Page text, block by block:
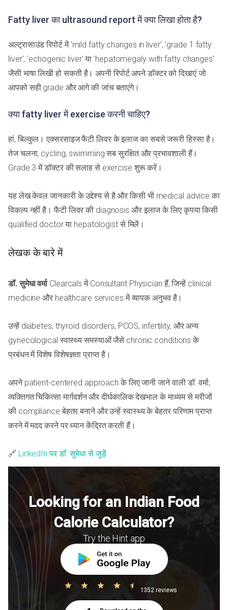
Fatty liver का ultrasound report में क्या लिखा होता है?
अल्ट्रासाउंड रिपोर्ट में 'mild fatty changes in liver', 'grade 1 fatty
liver', 'echogenic liver' या 'hepatomegaly with fatty changes'
जैसी भाषा लिखी हो सकती है। अपनी रिपोर्ट अपने डॉक्टर को दिखाएं जो
आपको सही grade और आगे की जांच बताएंगे।
क्या fatty liver में exercise करनी चाहिए?
हां, बिल्कुल। एक्सरसाइज फैटी लिवर के इलाज का सबसे जरूरी हिस्सा है।
तेज चलना, cycling, swimming सब सुरक्षित और प्रभावशाली हैं।
Grade 3 में डॉक्टर की सलाह से exercise शुरू करें।
यह लेख केवल जानकारी के उद्देश्य से है और किसी भी medical advice का
विकल्प नहीं है। फैटी लिवर की diagnosis और इलाज के लिए कृपया किसी
qualified doctor या hepatologist से मिलें।
लेखक के बारे में
डॉ. सुमेधा वर्माClearcals में Consultant Physician हैं, जिन्हें clinical
medicine और healthcare services में व्यापक अनुभव है।
उन्हें diabetes, thyroid disorders, PCOS, infertility, और अन्य
gynecological स्वास्थ्य समस्याओं जैसे chronic conditions के
प्रबंधन में विशेष विशेषज्ञता प्राप्त है।
अपने patient-centered approach के लिए जानी जाने वाली डॉ. वर्मा,
व्यक्तिगत चिकित्सा मार्गदर्शन और दीर्घकालिक देखभाल के माध्यम से मरीजों
की compliance बेहतर बनाने और उन्हें स्वास्थ्य के बेहतर परिणाम प्राप्त
करने में मदद करने पर ध्यान केंद्रित करती हैं।
🔗 LinkedIn पर डॉ. सुमेधा से जुड़ें
Looking for an Indian Food
Calorie Calculator?
Try the Hint app
1352 reviews